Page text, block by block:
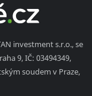
investment s.r.o., se
9, IČ: 03494349,
soudem v Praze,